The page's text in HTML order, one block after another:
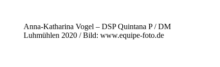
Anna-Katharina Vogel – DSP Quintana P / DM
Luhmühlen 2020 / Bild: www.equipe-foto.de